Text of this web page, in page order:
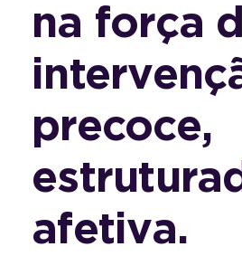
na força
precoce,
afetiva.